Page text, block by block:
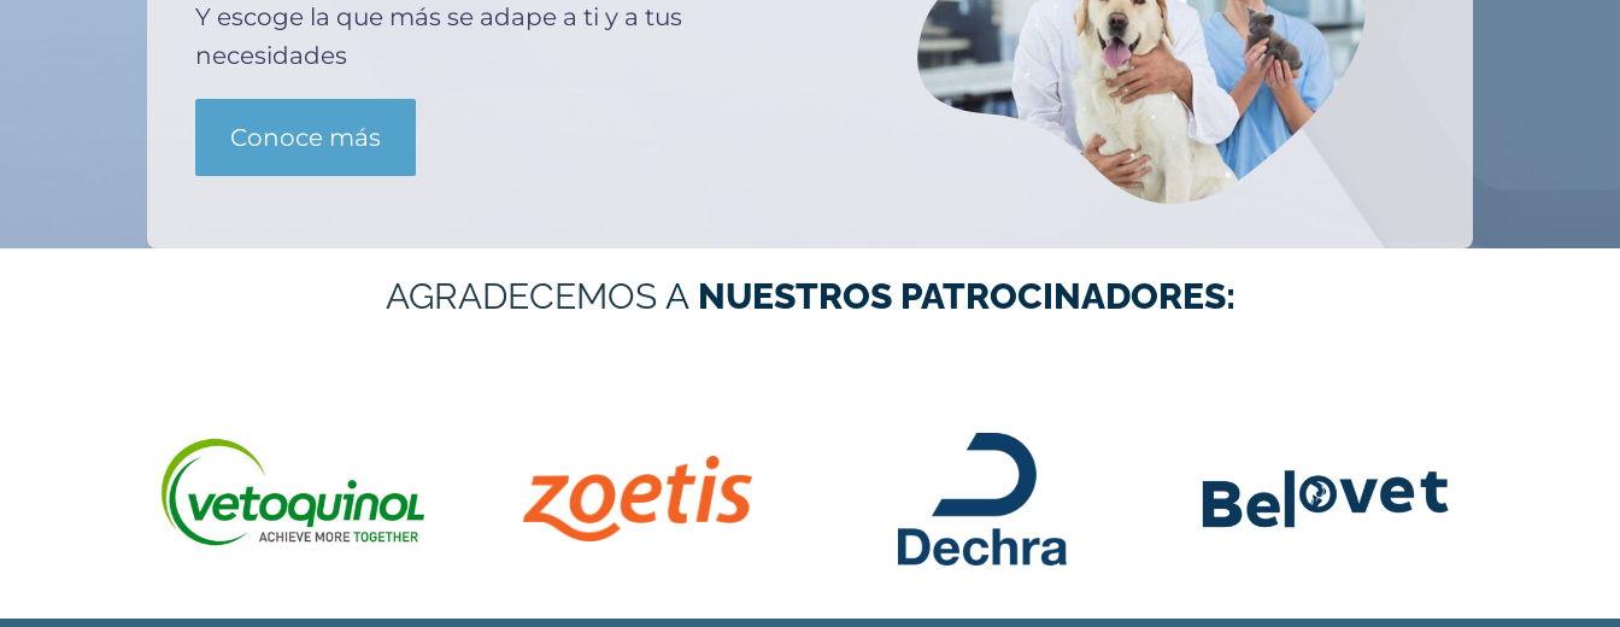
Y escoge la que más se adape a ti y a tus
necesidades
Conoce más
AGRADECEMOS A NUESTROS PATROCINADORES: